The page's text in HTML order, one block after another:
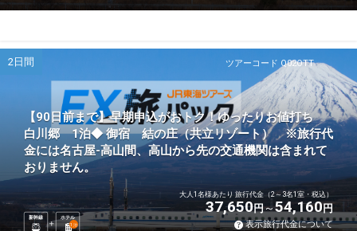
ツアーコード Q02OTT
2日間
【90日前まで】早期申込がおトク！ゆったりお値打ち
白川郷 1泊◆ 御宿 結の庄（共立リゾート） ※旅行代
金には名古屋-高山間、高山から先の交通機関は含まれて
おりません。
新幹線
ホテル
1 泊
大人1名様あたり 旅行代金（2～3名1室・税込）
37,650円 54,160円
表示旅行代金について